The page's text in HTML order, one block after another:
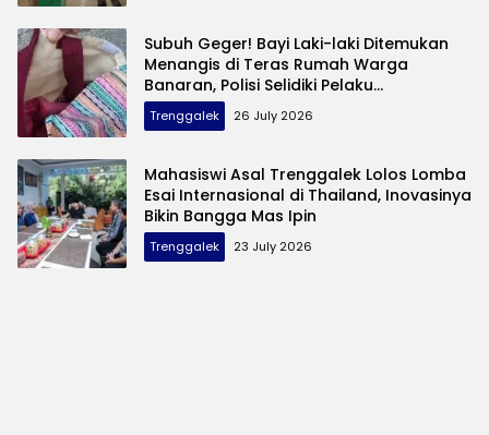
Subuh Geger! Bayi Laki-laki Ditemukan
Menangis di Teras Rumah Warga
Banaran, Polisi Selidiki Pelaku
Pembuangan
Trenggalek 26 July 2026
Mahasiswi Asal Trenggalek Lolos Lomba
Esai Internasional di Thailand, Inovasinya
Bikin Bangga Mas Ipin
Trenggalek 23 July 2026